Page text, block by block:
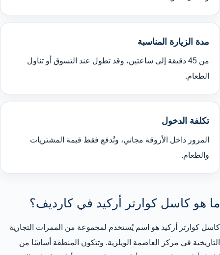
مدة الزيارة المناسبة
من 45 دقيقة إلى ساعتين، وقد تطول عند التسوق أو تناول
الطعام.
تكلفة الدخول
المرور داخل الأروقة مجاني، وتُدفع فقط قيمة المشتريات
والطعام.
ما هو كاسل كوارتر أركيد في كارديف؟
كاسل كوارتر أركيد هو اسم يُستخدم لمجموعة من الممرات التجارية
التاريخية في مركز العاصمة الويلزية. وتتكون المنطقة أساسًا من